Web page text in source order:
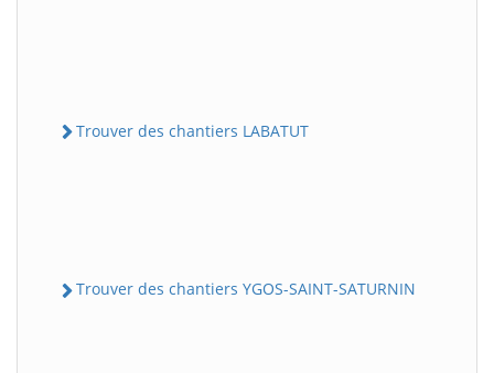
Trouver des chantiers LABATUT
Trouver des chantiers YGOS-SAINT-SATURNIN